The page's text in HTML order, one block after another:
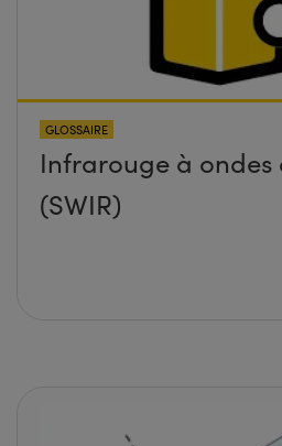
GLOSSAIRE
Infrarouge à ondes
(SWIR)